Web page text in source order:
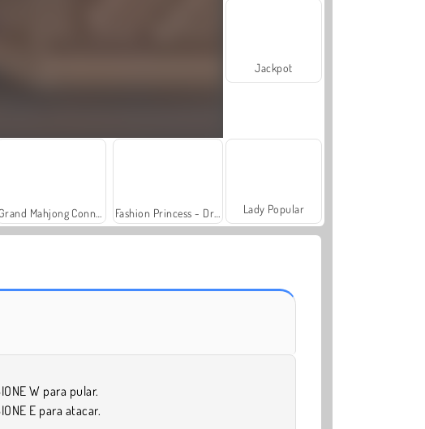
Jackpot
Lady Popular
W para pular.
E para atacar.